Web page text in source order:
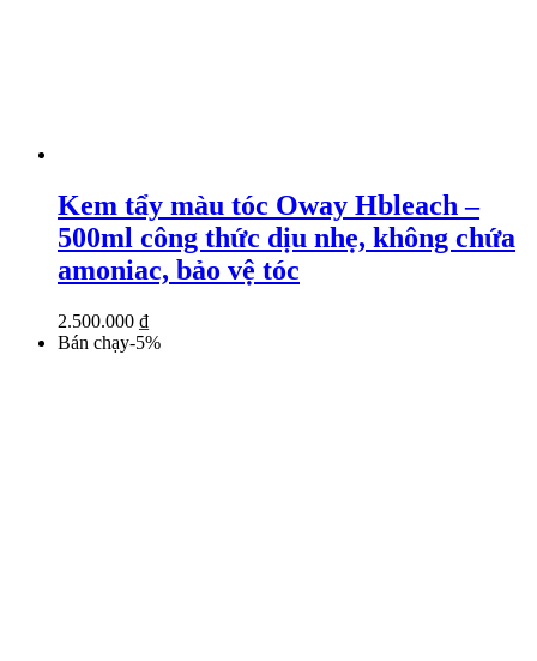
Kem tẩy màu tóc Oway Hbleach –
500ml công thức dịu nhẹ, không chứa
amoniac, bảo vệ tóc
2.500.000 ₫
Bán chạy-5%